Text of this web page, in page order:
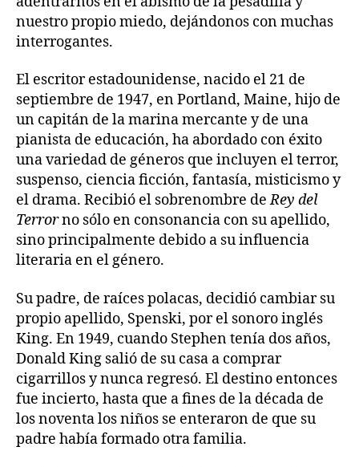
nuestro propio miedo, dejándonos con muchas
interrogantes.
El escritor estadounidense, nacido el 21 de
septiembre de 1947, en Portland, Maine, hijo de
un capitán de la marina mercante y de una
pianista de educación, ha abordado con éxito
una variedad de géneros que incluyen el terror,
suspenso, ciencia ficción, fantasía, misticismo y
el drama. Recibió el sobrenombre deRey del
Terrorno sólo en consonancia con su apellido,
sino principalmente debido a su influencia
literaria en el género.
Su padre, de raíces polacas, decidió cambiar su
propio apellido, Spenski, por el sonoro inglés
King. En 1949, cuando Stephen tenía dos años,
Donald King salió de su casa a comprar
cigarrillos y nunca regresó. El destino entonces
fue incierto, hasta que a fines de la década de
los noventa los niños se enteraron de que su
padre había formado otra familia.